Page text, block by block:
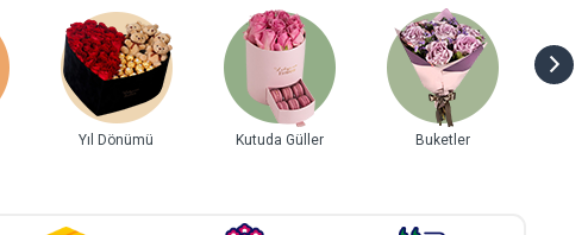
Yıl Dönümü Kutuda Güller Buketler